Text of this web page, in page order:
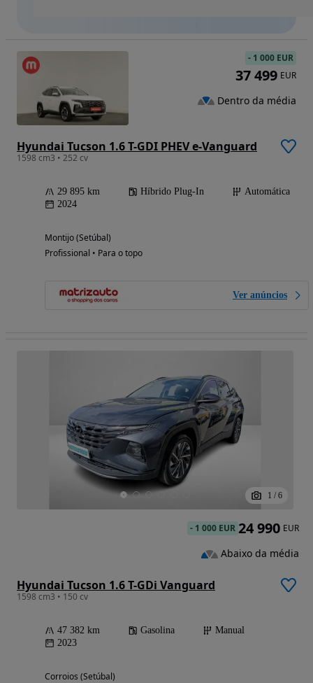
Hyundai Tucson 1.6 T-GDI PHEV e-Vanguard
1598 cm3 • 252 cv
29 895 km Híbrido Plug-In
Automática
2024
Montijo (Setúbal)
Profissional • Para o topo
Ver anúncios
- 1 000 EUR
37 499 EUR
Dentro da média
1 / 6
Hyundai Tucson 1.6 T-GDi Vanguard
1598 cm3 • 150 cv
47 382 km Gasolina
Manual
2023
Corroios (Setúbal)
- 1 000 EUR 24 990 EUR
Abaixo da média